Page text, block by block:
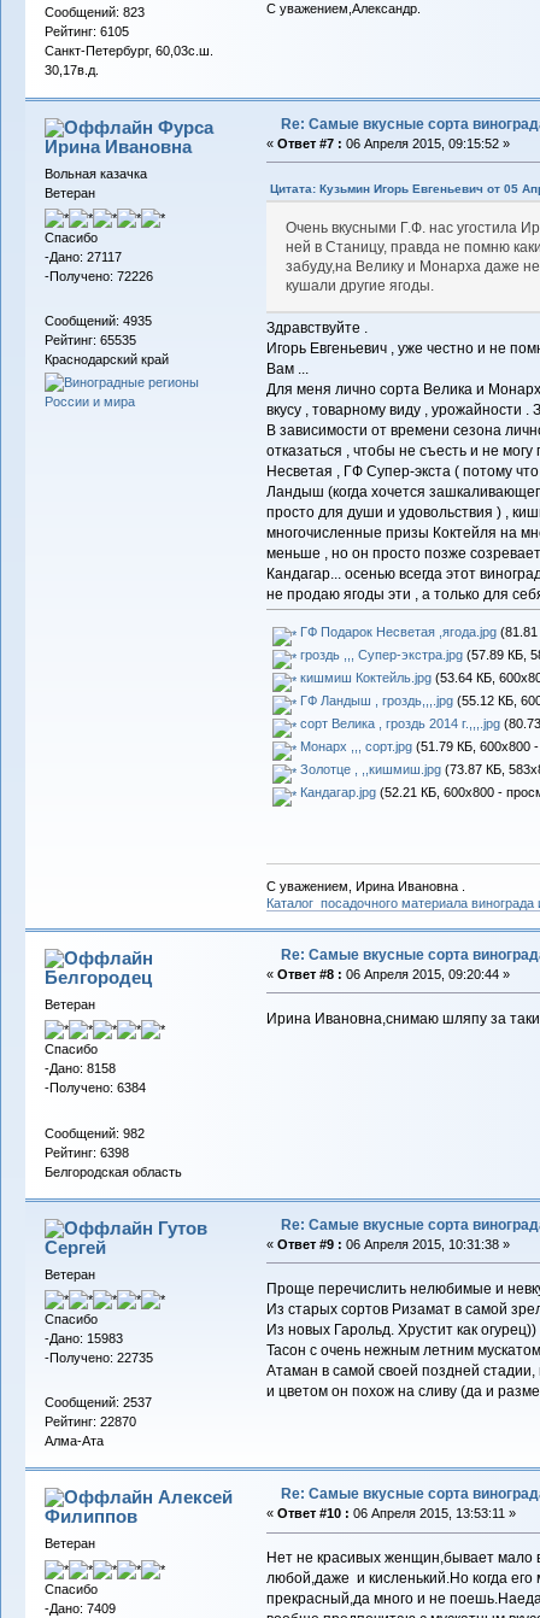
Сообщений: 823
Рейтинг: 6105
Санкт-Петербург, 60,03с.ш.
30,17в.д.
С уважением,Александр.
Фурса
Ирина Ивановна
Вольная казачка
Ветеран
Спасибо
-Дано: 27117
-Получено: 72226
Сообщений: 4935
Рейтинг: 65535
Краснодарский край
Re: Самые вкусные сорта
« Ответ #7 : 06 Апреля 2015, 09:15:52 »
Цитата: Кузьмин Игорь Евгеньевич от 05
Очень вкусными Г.Ф. нас угостила
ней в Станицу, правда не помню
забуду,на Велику и Монарха даже
кушали другие ягоды.
Здравствуйте .
Игорь Евгеньевич , уже честно и не
Вам ...
Для меня лично сорта Велика и
вкусу , товарному виду , урожайности .
В зависимости от времени сезона
отказаться , чтобы не съесть и не
Несветая , ГФ Супер-экста ( потому
Ландыш (когда хочется
просто для души и удовольствия ) ,
многочисленные призы Коктейля на
меньше , но он просто позже
Кандагар... осенью всегда этот
не продаю ягоды эти , а только для
ГФ Подарок Несветая ,ягода.jpg(81.81
гроздь ,,, Супер-экстра.jpg(57.89 КБ,
кишмиш Коктейль.jpg(53.64 КБ,
ГФ Ландыш , гроздь,,,.jpg(55.12 КБ,
сорт Велика , гроздь 2014 г.,,,.jpg
Монарх ,,, сорт.jpg(51.79 КБ, 600x800
Золотце , ,,кишмиш.jpg(73.87 КБ,
Кандагар.jpg(52.21 КБ, 600x800 -
С уважением, Ирина Ивановна .
Каталог посадочного материала
Белгородец
Ветеран
Спасибо
-Дано: 8158
-Получено: 6384
Сообщений: 982
Рейтинг: 6398
Белгородская область
Re: Самые вкусные сорта
« Ответ #8 : 06 Апреля 2015, 09:20:44 »
Ирина Ивановна,снимаю шляпу за
Гутов
Сергей
Ветеран
Спасибо
-Дано: 15983
-Получено: 22735
Сообщений: 2537
Рейтинг: 22870
Алма-Ата
Re: Самые вкусные сорта
« Ответ #9 : 06 Апреля 2015, 10:31:38 »
Проще перечислить нелюбимые и
Из старых сортов Ризамат в самой
Из новых Гарольд. Хрустит как огурец))
Тасон с очень нежным летним
Атаман в самой своей поздней
и цветом он похож на сливу (да и
Алексей
Филиппов
Ветеран
Спасибо
-Дано: 7409
Re: Самые вкусные сорта
« Ответ #10 : 06 Апреля 2015, 13:53:11 »
Нет не красивых женщин,бывает мало
любой,даже и кисленький.Но когда
прекрасный,да много и не